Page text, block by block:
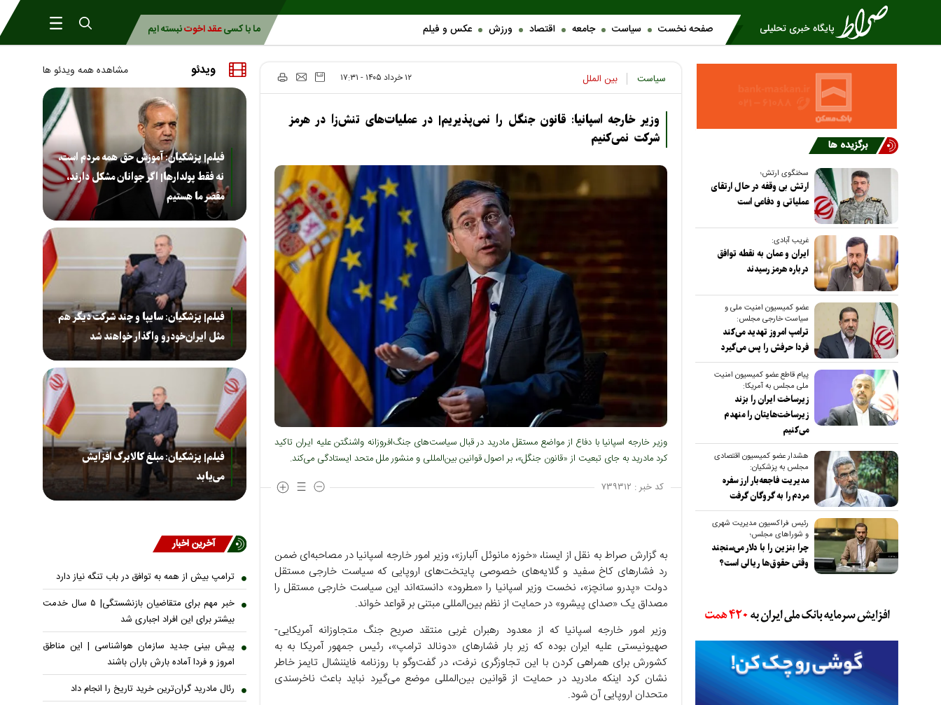
صفحه نخست سیاست جامعه اقتصاد ورزش عکس و فیلم ما با کسیعقد اخوتنبسته ایم
سیاست بین الملل ۱۲ خرداد ۱۴۰۵ - ۱۷:۳۱
وزیر خارجه اسپانیا: قانون جنگل را نمی‌پذیریم| در عملیات‌های تنش‌زا در هرمز
شرکت نمی‌کنیم
وزیر خارجه اسپانیا با دفاع از مواضع مستقل مادرید در قبال سیاست‌های جنگ‌افروزانه واشنگتن علیه ایران تاکید
کرد مادرید به جای تبعیت از «قانون جنگل»، بر اصول قوانین بین‌المللی و منشور ملل متحد ایستادگی می‌کند.
کد خبر : ۷۳۹۳۱۲
به گزارش صراط به نقل از ایسنا، «خوزه مانوئل آلبارز»، وزیر امور خارجه اسپانیا در مصاحبه‌ای ضمن
رد فشار‌های کاخ سفید و گلایه‌های خصوصی پایتخت‌های اروپایی که سیاست خارجی مستقل
دولت «پدرو سانچز»، نخست وزیر اسپانیا را «مطرود» دانسته‌اند این سیاست خارجی مستقل را
مصداق یک «صدای پیشرو» در حمایت از نظم بین‌المللی مبتنی بر قواعد خواند.
وزیر امور خارجه اسپانیا که از معدود رهبران غربی منتقد صریح جنگ متجاوزانه آمریکایی-
صهیونیستی علیه ایران بوده که زیر بار فشار‌های «دونالد ترامپ»، رئیس جمهور آمریکا به به
کشورش برای همراهی کردن با این تجاوزگری نرفت، در گفت‌و‌گو با روزنامه فایننشال تایمز خاطر
نشان کرد اینکه مادرید در حمایت از قوانین بین‌المللی موضع می‌گیرد نباید باعث ناخرسندی
متحدان اروپایی آن شود.
برگزیده ها
سخنگوی ارتش؛
ارتش بی وقفه در حال ارتقای
عملیاتی و دفاعی است
غریب آبادی:
ایران و عمان به نقطه توافق
درباره هرمز رسیدند
عضو کمیسیون امنیت ملی و
سیاست خارجی مجلس:
ترامپ امروز تهدید می‌کند
فردا حرفش را پس می‌گیرد
پیام قاطع عضو کمیسیون امنیت
ملی مجلس به آمریکا:
زیرساخت ایران را بزند
زیرساخت‌هایتان را منهدم
می‌کنیم
هشدار عضو کمیسیون اقتصادی
مجلس به پزشکیان:
مدیریت فاجعه‌بار ارز سفره
مردم را به گروگان گرفت
رئیس فراکسیون مدیریت شهری
و شوراهای مجلس؛
چرا بنزین را با دلار می‌سنجند
وقتی حقوق‌ها ریالی است؟
ویدئو مشاهده همه ویدئو ها
فیلم| پزشکیان: آموزش حق همه مردم است،
نه فقط پولدارها| اگر جوانان مشکل دارند،
مقصر ما هستیم
فیلم| پزشکیان: سایپا و چند شرکت دیگر هم
مثل ایران‌خودرو واگذار خواهند شد
فیلم| پزشکیان: مبلغ کالابرگ افزایش
می‌یابد
آخرین اخبار
ترامپ بیش از همه به توافق در باب تنگه نیاز دارد
خبر مهم برای متقاضیان بازنشستگی| ۵ سال خدمت
بیشتر برای این افراد اجباری شد
پیش بینی جدید سازمان هواشناسی | این مناطق
امروز و فردا آماده بارش باران باشند
رئال مادرید گران‌ترین خرید تاریخ را انجام داد